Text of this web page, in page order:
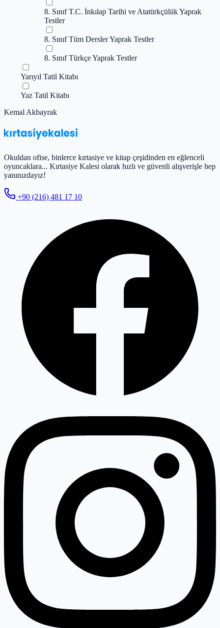
8. Sınıf T.C. İnkılap Tarihi ve Atatürkçülük Yaprak
Testler
8. Sınıf Tüm Dersler Yaprak Testler
8. Sınıf Türkçe Yaprak Testler
Yarıyıl Tatil Kitabı
Yaz Tatil Kitabı
Kemal Akbayrak
Okuldan ofise, binlerce kırtasiye ve kitap çeşidinden en eğlenceli
oyuncaklara... Kırtasiye Kalesi olarak hızlı ve güvenli alışverişle hep
yanınızdayız!
+90 (216) 481 17 10